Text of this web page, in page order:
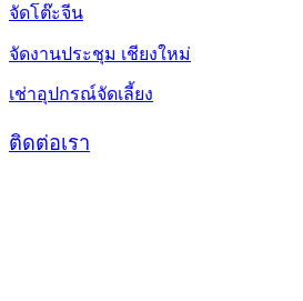
จัดโต๊ะจีน
จัดงานประชุม เชียงใหม่
เช่าอุปกรณ์จัดเลี้ยง
ติดต่อเรา